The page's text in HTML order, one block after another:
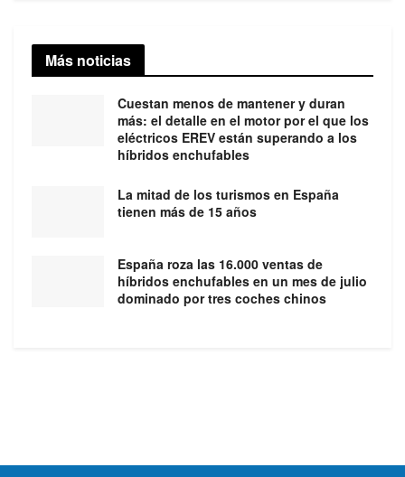
Más noticias
Cuestan menos de mantener y duran
más: el detalle en el motor por el que los
eléctricos EREV están superando a los
híbridos enchufables
La mitad de los turismos en España
tienen más de 15 años
España roza las 16.000 ventas de
híbridos enchufables en un mes de julio
dominado por tres coches chinos